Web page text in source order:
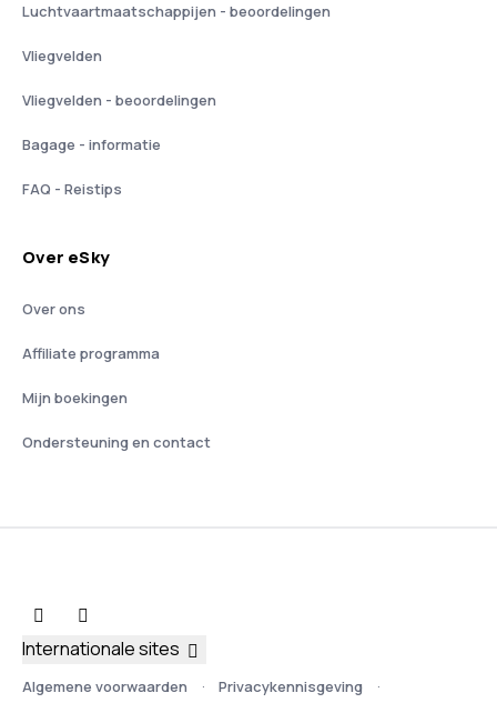
Luchtvaartmaatschappijen - beoordelingen
Vliegvelden
Vliegvelden - beoordelingen
Bagage - informatie
FAQ - Reistips
Over eSky
Over ons
Affiliate programma
Mijn boekingen
Ondersteuning en contact
Algemene voorwaarden Privacykennisgeving
Internationale sites